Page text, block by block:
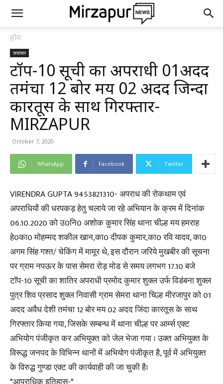
होम
समाचार
टॉप-10 सूची का अपराधी 01अदद
तमंचा 12 बोर मय 02 अदद जिन्दा
कारतूस के साथ गिरफ्तार-
MIRZAPUR
October 7, 2020
WhatsApp Facebook Twitter
VIRENDRA GUPTA 9453821310- अपराध की रोकथाम एवं
अपराधियों की धरपकड़ हेतु चलाये जा रहे अभियान के क्रम में दिनांक
06.10.2020 को उ0नि0 अशोक कुमार सिंह थाना चील्ह मय हमराह
हे0का0 मोहम्मद शकील खान,का0 दीपक कुमार,का0 रवि यादव, का0
अगम सिंह गश्त/ चेकिंग में मामूर थे, इस दौरान जरिये मुखबीर की सूचना
पर ग्राम नपऊर के पास सेमरा रोड़ मोड से समय लगभग 17.10 बजे
टॉप-10 सूची का शातिर अपराधी प्रमोद कुमार शुक्ल उर्फ विडंबना शुक्ल
पुत्र शिव प्रसाद शुक्ल निवासी ग्राम सेमरा थाना चिल्ह मीरजापुर को 01
अदद अवैध देशी तमंचा 12 बोर मय 02 अदद जिंदा कारतूस के साथ
गिरफ्तार किया गया, जिसके सम्बन्ध में थाना चील्ह पर आर्म्स एक्ट
अभियोग पंजीकृत कर अभियुक्त को जेल भेजा गया । उक्त अभियुक्त के
विरूद्ध जनपद के विभिन्न थानों में अभियोग पंजीकृत है, पूर्व में अभियुक्त
के विरुद्ध गुण्डा एक्ट की कार्यवाही की जा चुकी है।